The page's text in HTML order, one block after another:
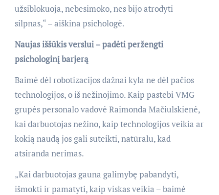
užsiblokuoja, nebesimoko, nes bijo atrodyti
silpnas,“ – aiškina psichologė.
Naujas iššūkis verslui – padėti peržengti
psichologinį barjerą
Baimė dėl robotizacijos dažnai kyla ne dėl pačios
technologijos, o iš nežinojimo. Kaip pastebi VMG
grupės personalo vadovė Raimonda Mačiulskienė,
kai darbuotojas nežino, kaip technologijos veikia ar
kokią naudą jos gali suteikti, natūralu, kad
atsiranda nerimas.
„Kai darbuotojas gauna galimybę pabandyti,
išmokti ir pamatyti, kaip viskas veikia – baimė